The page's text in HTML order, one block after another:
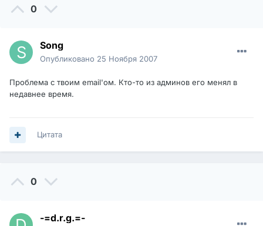
0
Song
Опубликовано 25 Ноября 2007
Проблема с твоим email'ом. Кто-то из админов его менял в
недавнее время.
Цитата
0
-=d.r.g.=-